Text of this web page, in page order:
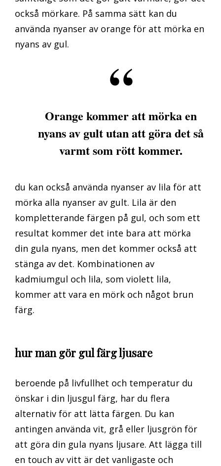
också mörkare. På samma sätt kan du
använda nyanser av orange för att mörka en
nyans av gul.
Orange kommer att mörka en
nyans av gult utan att göra det så
varmt som rött kommer.
du kan också använda nyanser av lila för att
mörka alla nyanser av gult. Lila är den
kompletterande färgen på gul, och som ett
resultat kommer det inte bara att mörka
din gula nyans, men det kommer också att
stänga av det. Kombinationen av
kadmiumgul och lila, som violett lila,
kommer att vara en mörk och något brun
färg.
hur man gör gul färg ljusare
beroende på livfullhet och temperatur du
önskar i din ljusgul färg, har du flera
alternativ för att lätta färgen. Du kan
antingen använda vit, grå eller ljusgrön för
att göra din gula nyans ljusare. Att lägga till
en touch av vitt är det vanligaste och